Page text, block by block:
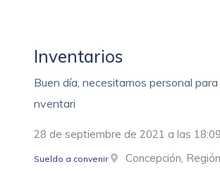
Inventarios
Buen día, necesitamos personal
nventari
28 de septiembre de 2021 a las 18:09
Sueldo a convenir Concepción,